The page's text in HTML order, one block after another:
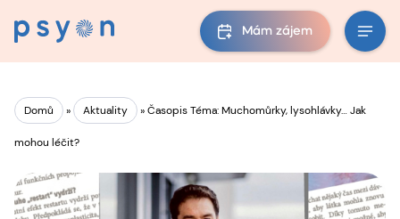
Mám zájem
Domů » Aktuality »Časopis Téma: Muchomůrky, lysohlávky… Jak
mohou léčit?